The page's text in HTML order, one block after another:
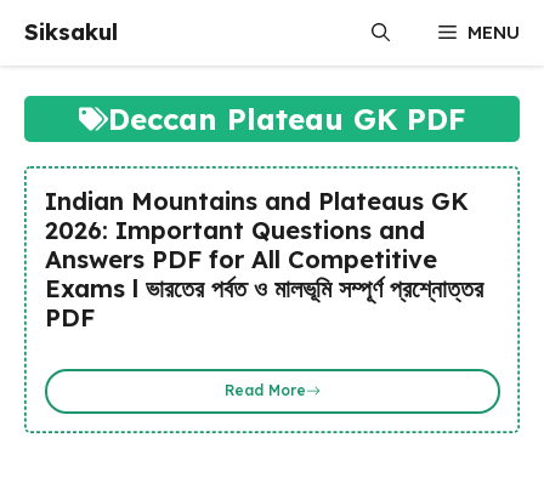
content
Siksakul MENU
Deccan Plateau GK PDF
Indian Mountains and Plateaus GK
2026: Important Questions and
Answers PDF for All Competitive
Exams l ভারতের পর্বত ও মালভূমি সম্পূর্ণ প্রশ্নোত্তর
PDF
Read More